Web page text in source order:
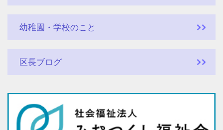
幼稚園・学校のこと
区長ブログ